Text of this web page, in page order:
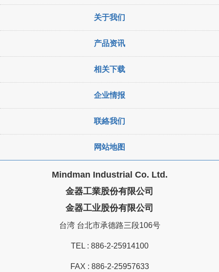
关于我们
产品资讯
相关下载
企业情报
联絡我们
网站地图
Mindman Industrial Co. Ltd.
金器工業股份有限公司
金器工业股份有限公司
台湾 台北市承德路三段106号
TEL : 886-2-25914100
FAX : 886-2-25957633